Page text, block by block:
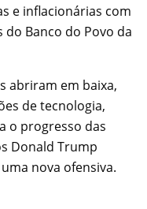
e inflacionárias com
Banco do Povo da
abriram em baixa,
de tecnologia,
o progresso das
Donald Trump
nova ofensiva.